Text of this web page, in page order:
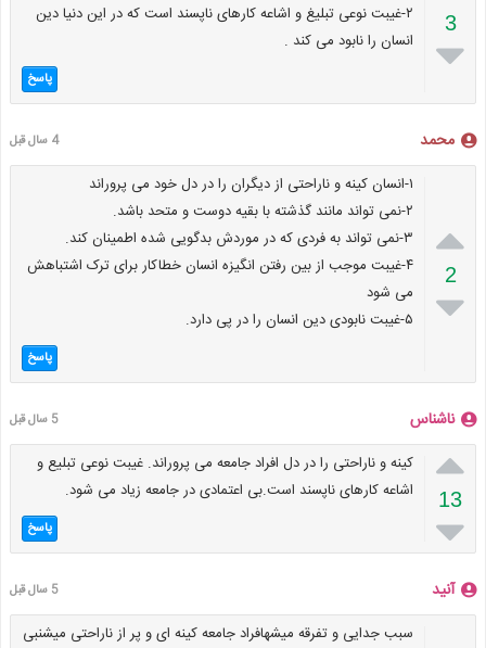
3

۲-غیبت نوعی تبلیغ و اشاعه کارهای ناپسند است که در این دنیا دین
انسان را نابود می کند .
پاسخ
محمد 4 سال قبل

2

۱-انسان کینه و ناراحتی از دیگران را در دل خود می پروراند
۲-نمی تواند مانند گذشته با بقیه دوست و متحد باشد.
۳-نمی تواند به فردی که در موردش بدگویی شده اطمینان کند.
۴-غیبت موجب از بین رفتن انگیزه انسان خطاکار برای ترک اشتباهش
می شود
۵-غیبت نابودی دین انسان را در پی دارد.
پاسخ
ناشناس 5 سال قبل

13

کینه و ناراحتی را در دل افراد جامعه می پروراند. غیبت نوعی تبلیع و
اشاعه کارهای ناپسند است.بی اعتمادی در جامعه زیاد می شود.
پاسخ
آنید 5 سال قبل
سبب جدایی و تفرقه میشهافراد جامعه کینه ای و پر از ناراحتی میشنبی